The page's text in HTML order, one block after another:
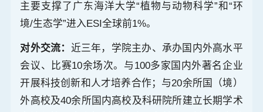
主要支撑了广东海洋大学“植物与动物科学”和“环
境/生态学”进入ESI全球前1%。
对外交流： 近三年，学院主办、承办国内外高水平
会议、比赛10余场次。与100多家国内外著名企业
开展科技创新和人才培养合作；与20余所国（境）
外高校及40余所国内高校及科研院所建立长期学术